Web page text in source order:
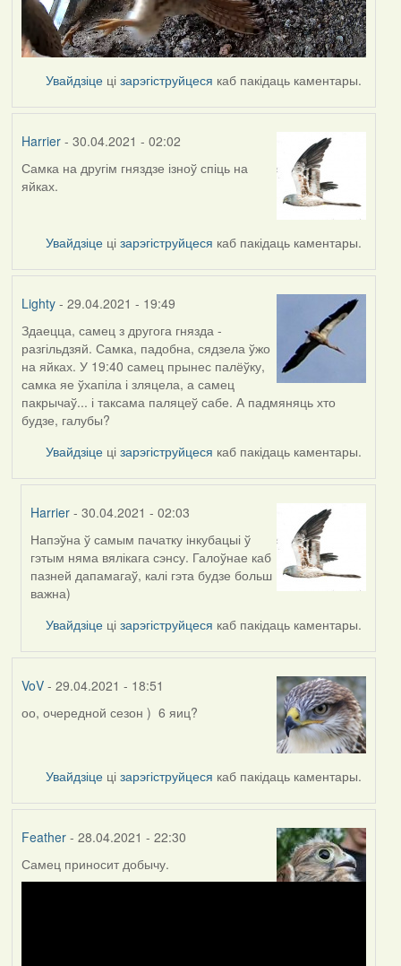
Увайдзіце цізарэгіструйцеся каб пакідаць каментары.
Harrier- 30.04.2021 - 02:02
Самка на другім гняздзе ізноў спіць на
яйках.
Увайдзіце цізарэгіструйцеся каб пакідаць каментары.
Lighty- 29.04.2021 - 19:49
Здаецца, самец з другога гнязда -
разгільдзяй. Самка, падобна, сядзела ўжо
на яйках. У 19:40 самец прынес палёўку,
самка яе ўхапіла і зляцела, а самец
пакрычаў... і таксама паляцеў сабе. А падмяняць хто
будзе, галубы?
Увайдзіце цізарэгіструйцеся каб пакідаць каментары.
Harrier - 30.04.2021 - 02:03
In
reply
to
by
Lighty
Напэўна ў самым пачатку інкубацыі ў
гэтым няма вялікага сэнсу. Галоўнае каб
пазней дапамагаў, калі гэта будзе больш
важна)
Увайдзіце цізарэгіструйцеся каб пакідаць каментары.
VoV- 29.04.2021 - 18:51
оо, очередной сезон ) 6 яиц?
Увайдзіце цізарэгіструйцеся каб пакідаць каментары.
Feather- 28.04.2021 - 22:30
Самец приносит добычу.